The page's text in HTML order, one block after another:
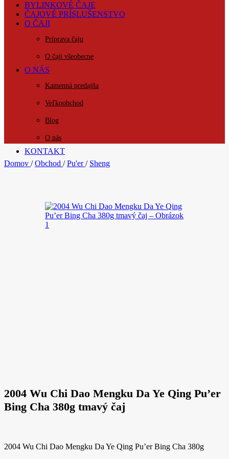
BYLINKOVÉ ČAJE
ČAJOVÉ PRÍSLUŠENSTVO
O ČAJI
Príprava čaju
O čaji všeobecne
O NÁS
Kamenná predajňa
Veľkoobchod
Blog
O nás
KONTAKT
Domov / Obchod / Pu'er/ Sheng
2004 Wu Chi Dao Mengku Da Ye Qing Pu’er
Bing Cha 380g tmavý čaj
2004 Wu Chi Dao Mengku Da Ye Qing Pu’er Bing Cha 380g